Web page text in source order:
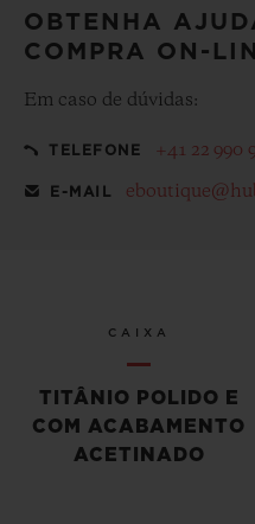
OBTENHA
COMPRA ON-
Em caso de dúvidas:
TELEFONE +41 22 990
E-MAIL
CAIXA
TITÂNIO POLIDO E
COM ACABAMENTO
ACETINADO